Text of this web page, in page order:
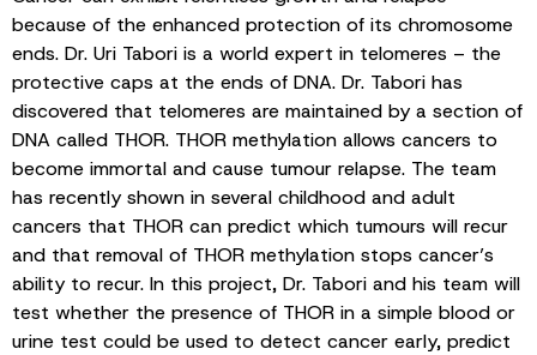
because of the enhanced protection of its chromosome
ends. Dr. Uri Tabori is a world expert in telomeres – the
protective caps at the ends of DNA. Dr. Tabori has
discovered that telomeres are maintained by a section of
DNA called THOR. THOR methylation allows cancers to
become immortal and cause tumour relapse. The team
has recently shown in several childhood and adult
cancers that THOR can predict which tumours will recur
and that removal of THOR methylation stops cancer’s
ability to recur. In this project, Dr. Tabori and his team will
test whether the presence of THOR in a simple blood or
urine test could be used to detect cancer early, predict